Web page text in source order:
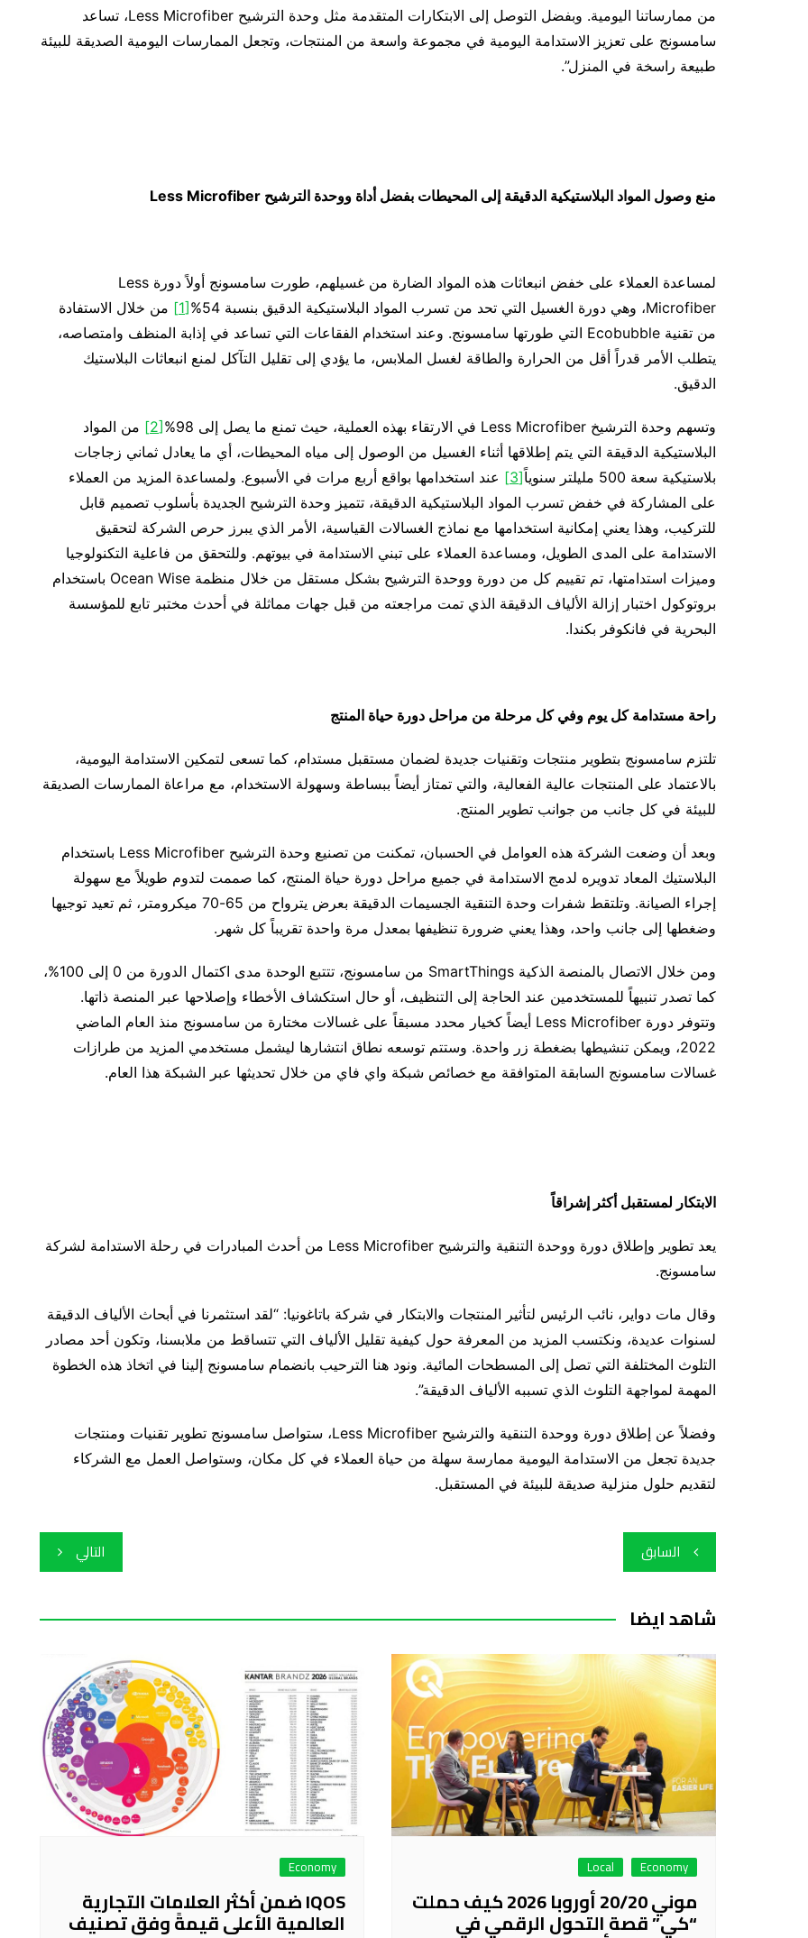
من ممارساتنا اليومية. وبفضل التوصل إلى الابتكارات المتقدمة مثل وحدة الترشيح Less Microfiber، تساعد
سامسونج على تعزيز الاستدامة اليومية في مجموعة واسعة من المنتجات، وتجعل الممارسات اليومية الصديقة للبيئة
طبيعة راسخة في المنزل”.
منع وصول المواد البلاستيكية الدقيقة إلى المحيطات بفضل أداة ووحدة الترشيح Less Microfiber
لمساعدة العملاء على خفض انبعاثات هذه المواد الضارة من غسيلهم، طورت سامسونج أولاً دورة Less
Microfiber، وهي دورة الغسيل التي تحد من تسرب المواد البلاستيكية الدقيق بنسبة 54%
[1]
من خلال الاستفادة
من تقنية Ecobubble التي طورتها سامسونج. وعند استخدام الفقاعات التي تساعد في إذابة المنظف وامتصاصه،
يتطلب الأمر قدراً أقل من الحرارة والطاقة لغسل الملابس، ما يؤدي إلى تقليل التآكل لمنع انبعاثات البلاستيك
الدقيق.
وتسهم وحدة الترشيخ Less Microfiber في الارتقاء بهذه العملية، حيث تمنع ما يصل إلى 98% [2]
من المواد
البلاستيكية الدقيقة التي يتم إطلاقها أثناء الغسيل من الوصول إلى مياه المحيطات، أي ما يعادل ثماني زجاجات
بلاستيكية سعة 500 مليلتر سنوياً
[3]
عند استخدامها بواقع أربع مرات في الأسبوع. ولمساعدة المزيد من العملاء
على المشاركة في خفض تسرب المواد البلاستيكية الدقيقة، تتميز وحدة الترشيح الجديدة بأسلوب تصميم قابل
للتركيب، وهذا يعني إمكانية استخدامها مع نماذج الغسالات القياسية، الأمر الذي يبرز حرص الشركة لتحقيق
الاستدامة على المدى الطويل، ومساعدة العملاء على تبني الاستدامة في بيوتهم. وللتحقق من فاعلية التكنولوجيا
وميزات استدامتها، تم تقييم كل من دورة ووحدة الترشيح بشكل مستقل من خلال منظمة Ocean Wise باستخدام
بروتوكول اختبار إزالة الألياف الدقيقة الذي تمت مراجعته من قبل جهات مماثلة في أحدث مختبر تابع للمؤسسة
البحرية في فانكوفر بكندا.
راحة مستدامة كل يوم وفي كل مرحلة من مراحل دورة حياة المنتج
تلتزم سامسونج بتطوير منتجات وتقنيات جديدة لضمان مستقبل مستدام، كما تسعى لتمكين الاستدامة اليومية،
بالاعتماد على المنتجات عالية الفعالية، والتي تمتاز أيضاً ببساطة وسهولة الاستخدام، مع مراعاة الممارسات الصديقة
للبيئة في كل جانب من جوانب تطوير المنتج.
وبعد أن وضعت الشركة هذه العوامل في الحسبان، تمكنت من تصنيع وحدة الترشيح Less Microfiber باستخدام
البلاستيك المعاد تدويره لدمج الاستدامة في جميع مراحل دورة حياة المنتج، كما صممت لتدوم طويلاً مع سهولة
إجراء الصيانة. وتلتقط شفرات وحدة التنقية الجسيمات الدقيقة بعرض يترواح من 65-70 ميكرومتر، ثم تعيد توجيها
وضغطها إلى جانب واحد، وهذا يعني ضرورة تنظيفها بمعدل مرة واحدة تقريباً كل شهر.
ومن خلال الاتصال بالمنصة الذكية SmartThings من سامسونج، تتتبع الوحدة مدى اكتمال الدورة من 0 إلى 100%،
كما تصدر تنبيهاً للمستخدمين عند الحاجة إلى التنظيف، أو حال استكشاف الأخطاء وإصلاحها عبر المنصة ذاتها.
وتتوفر دورة Less Microfiber أيضاً كخيار محدد مسبقاً على غسالات مختارة من سامسونج منذ العام الماضي
2022، ويمكن تنشيطها بضغطة زر واحدة. وستتم توسعه نطاق انتشارها ليشمل مستخدمي المزيد من طرازات
غسالات سامسونج السابقة المتوافقة مع خصائص شبكة واي فاي من خلال تحديثها عبر الشبكة هذا العام.
الابتكار لمستقبل أكثر إشراقاً
يعد تطوير وإطلاق دورة ووحدة التنقية والترشيح Less Microfiber من أحدث المبادرات في رحلة الاستدامة لشركة
سامسونج.
وقال مات دواير، نائب الرئيس لتأثير المنتجات والابتكار في شركة باتاغونيا: “لقد استثمرنا في أبحاث الألياف الدقيقة
لسنوات عديدة، ونكتسب المزيد من المعرفة حول كيفية تقليل الألياف التي تتساقط من ملابسنا، وتكون أحد مصادر
التلوث المختلفة التي تصل إلى المسطحات المائية. ونود هنا الترحيب بانضمام سامسونج إلينا في اتخاذ هذه الخطوة
المهمة لمواجهة التلوث الذي تسببه الألياف الدقيقة”.
وفضلاً عن إطلاق دورة ووحدة التنقية والترشيح Less Microfiber، ستواصل سامسونج تطوير تقنيات ومنتجات
جديدة تجعل من الاستدامة اليومية ممارسة سهلة من حياة العملاء في كل مكان، وستواصل العمل مع الشركاء
لتقديم حلول منزلية صديقة للبيئة في المستقبل.
تصفّح
المقالات
السابق التالي
شاهد ايضا
Economy
Local
موني 20/20 أوروبا 2026 كيف حملت
“كي” قصة التحول الرقمي في
Economy
IQOS ضمن أكثر العلامات التجارية
العالمية الأعلى قيمةً وفق تصنيف